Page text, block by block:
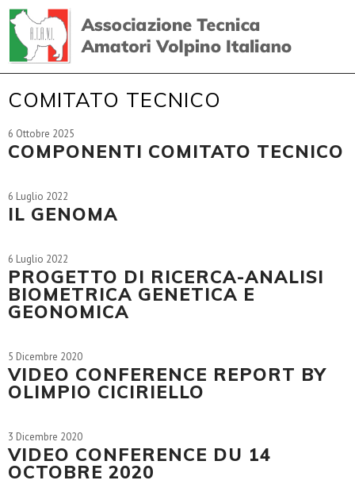
COMITATO TECNICO
6 Ottobre 2025
COMPONENTI COMITATO TECNICO
6 Luglio 2022
IL GENOMA
6 Luglio 2022
PROGETTO DI RICERCA-ANALISI
BIOMETRICA GENETICA E
GEONOMICA
5 Dicembre 2020
VIDEO CONFERENCE REPORT BY
OLIMPIO CICIRIELLO
3 Dicembre 2020
VIDEO CONFERENCE DU 14
OCTOBRE 2020